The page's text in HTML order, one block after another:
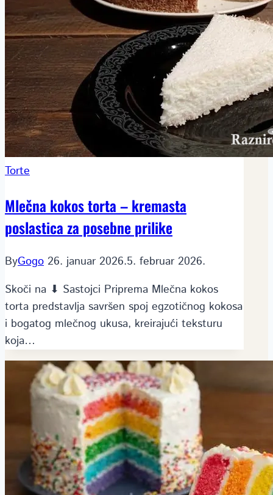
Torte
Mlečna kokos torta – kremasta
poslastica za posebne prilike
ByGogo 26. januar 2026.5. februar 2026.
Skoči na ⬇ Sastojci Priprema Mlečna kokos
torta predstavlja savršen spoj egzotičnog kokosa
i bogatog mlečnog ukusa, kreirajući teksturu
koja…